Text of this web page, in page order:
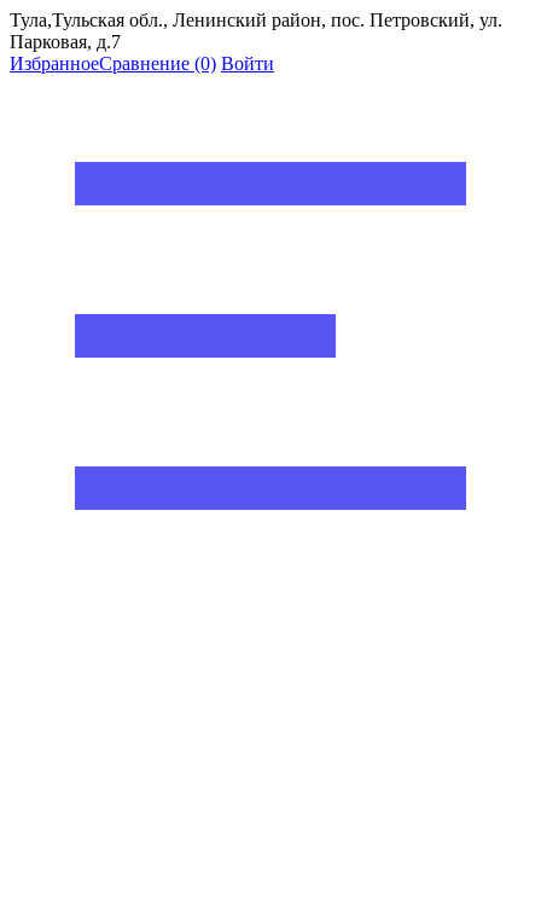
Тула,Тульская обл., Ленинский район, пос. Петровский, ул.
Парковая, д.7
ИзбранноеСравнение (0) Войти